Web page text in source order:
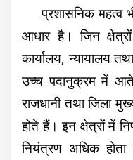
प्रशासनिक महत्व
आधार है। जिन
कार्यालय, न्यायालय
उच्च पदानुक्रम में आते
राजधानी तथा जिला
होते हैं। इन क्षेत्रों में
नियंत्रण अधिक